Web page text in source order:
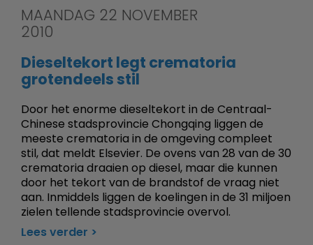
MAANDAG 22 NOVEMBER
2010
Dieseltekort legt crematoria
grotendeels stil
Door het enorme dieseltekort in de Centraal-
Chinese stadsprovincie Chongqing liggen de
meeste crematoria in de omgeving compleet
stil, dat meldt Elsevier. De ovens van 28 van de 30
crematoria draaien op diesel, maar die kunnen
door het tekort van de brandstof de vraag niet
aan. Inmiddels liggen de koelingen in de 31 miljoen
zielen tellende stadsprovincie overvol.
Lees verder